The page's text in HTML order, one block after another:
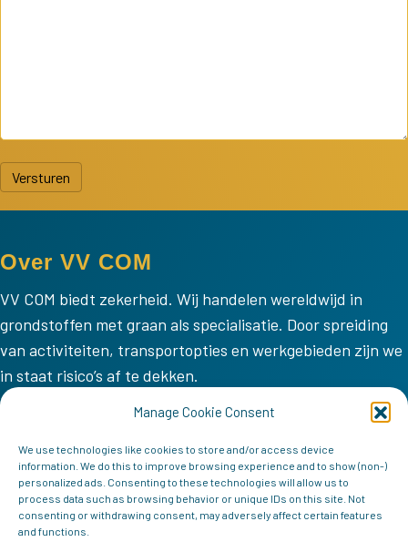
Manage Cookie Consent
We use technologies like cookies to store and/or access device
information. We do this to improve browsing experience and to show (non-)
personalized ads. Consenting to these technologies will allow us to
process data such as browsing behavior or unique IDs on this site. Not
consenting or withdrawing consent, may adversely affect certain features
and functions.
Versturen
Over VV COM
VV COM biedt zekerheid. Wij handelen wereldwijd in
grondstoffen met graan als specialisatie. Door spreiding
van activiteiten, transportopties en werkgebieden zijn we
in staat risico’s af te dekken.
VV COM
Home
Missie
Team
Contact